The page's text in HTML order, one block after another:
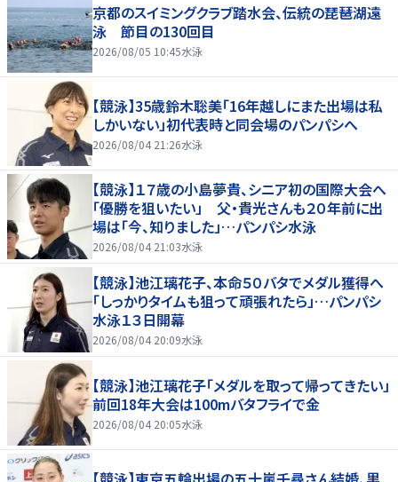
京都のスイミングクラブ踏水会、伝統の琵琶湖遠
泳 節目の130回目
2026/08/05 10:45水泳
【競泳】35歳鈴木聡美「16年越しにまた出場は私
しかいない」初代表時と同会場のパンパシへ
2026/08/04 21:26水泳
【競泳】１７歳の小島夢貴、シニア初の国際大会へ
「優勝を狙いたい」 父・貴光さんも２０年前に出
場は「今、知りました」…パンパシ水泳
2026/08/04 21:03水泳
【競泳】池江璃花子、本命５０バタでメダル獲得へ
「しっかりタイムも狙って頑張れたら」…パンパシ
水泳１３日開幕
2026/08/04 20:09水泳
【競泳】池江璃花子「メダルを取って帰ってきたい」
前回18年大会は100mバタフライで金
2026/08/04 20:05水泳